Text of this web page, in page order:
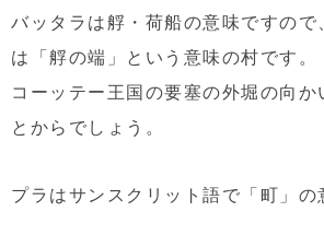
バッタラは艀・荷船の意味ですので
は「艀の端」という意味の村です。
コーッテー王国の要塞の外堀の向か
とからでしょう。
プラはサンスクリット語で「町」の